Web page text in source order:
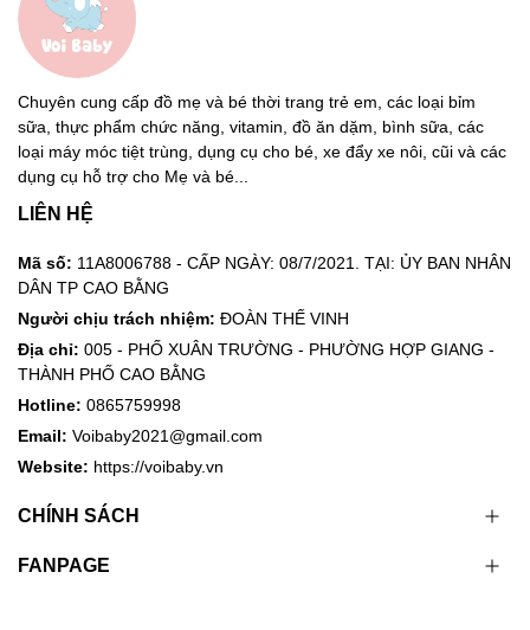
Chuyên cung cấp đồ mẹ và bé thời trang trẻ em, các loại bỉm
sữa, thực phẩm chức năng, vitamin, đồ ăn dặm, bình sữa, các
loại máy móc tiệt trùng, dụng cụ cho bé, xe đẩy xe nôi, cũi và các
dụng cụ hỗ trợ cho Mẹ và bé...
LIÊN HỆ
Mã số: 11A8006788 - CẤP NGÀY: 08/7/2021. TẠI: ỦY BAN NHÂN
DÂN TP CAO BẰNG
Người chịu trách nhiệm: ĐOÀN THẾ VINH
Địa chỉ: 005 - PHỐ XUÂN TRƯỜNG - PHƯỜNG HỢP GIANG -
THÀNH PHỐ CAO BẰNG
Hotline: 0865759998
Email: Voibaby2021@gmail.com
Website: https://voibaby.vn
CHÍNH SÁCH
FANPAGE